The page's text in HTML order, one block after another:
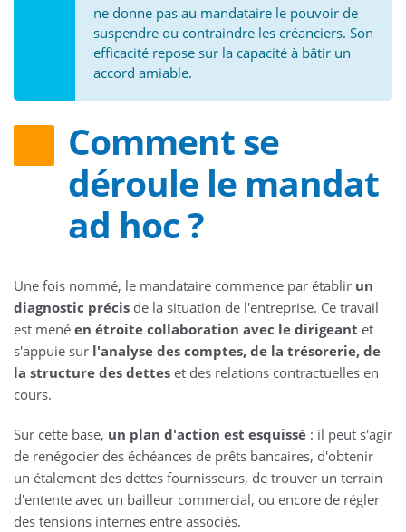
ne donne pas au mandataire le pouvoir de
suspendre ou contraindre les créanciers. Son
efficacité repose sur la capacité à bâtir un
accord amiable.
Comment se
déroule le mandat
ad hoc ?
Une fois nommé, le mandataire commence par établir un
diagnostic précis de la situation de l'entreprise. Ce travail
est mené en étroite collaboration avec le dirigeant et
s'appuie sur l'analyse des comptes, de la trésorerie, de
la structure des dettes et des relations contractuelles en
cours.
Sur cette base, un plan d'action est esquissé : il peut s'agir
de renégocier des échéances de prêts bancaires, d'obtenir
un étalement des dettes fournisseurs, de trouver un terrain
d'entente avec un bailleur commercial, ou encore de régler
des tensions internes entre associés.